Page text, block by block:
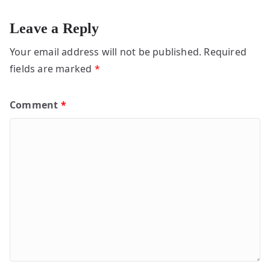
Leave a Reply
Your email address will not be published. Required
fields are marked *
Comment *